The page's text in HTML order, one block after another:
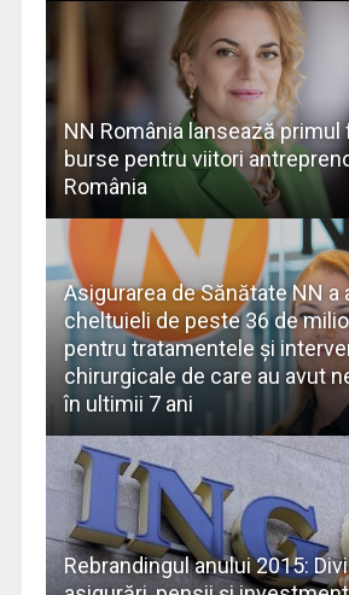
NN România lansează primul
burse pentru viitori
România
Asigurarea de Sănătate NN a
cheltuieli de peste 36 de
pentru tratamentele și
chirurgicale de care au avut
în ultimii 7 ani
Rebrandingul anului 2015: